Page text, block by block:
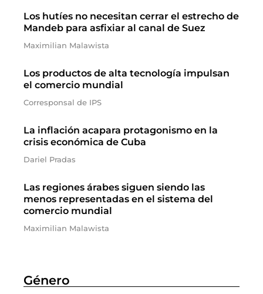
Los hutíes no necesitan cerrar el estrecho de
Mandeb para asfixiar al canal de Suez
Maximilian Malawista
Los productos de alta tecnología impulsan
el comercio mundial
Corresponsal de IPS
La inflación acapara protagonismo en la
crisis económica de Cuba
Dariel Pradas
Las regiones árabes siguen siendo las
menos representadas en el sistema del
comercio mundial
Maximilian Malawista
Género